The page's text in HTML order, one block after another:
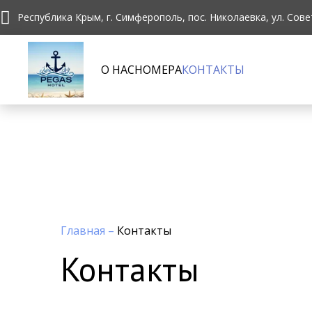
Республика Крым, г. Симферополь, пос. Николаевка, ул.
О НАСНОМЕРАКОНТАКТЫ
Главная – Контакты
Контакты